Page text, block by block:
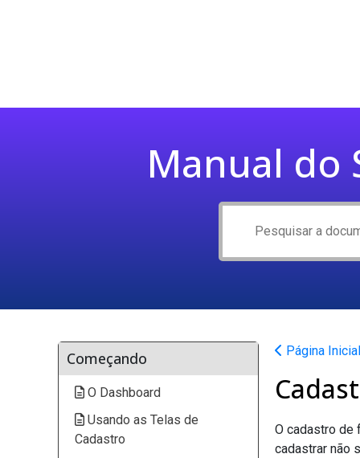
Manual do
Começando
O Dashboard
Usando as Telas de
Cadastro
Página Inicial
O cadastro de
cadastrar não